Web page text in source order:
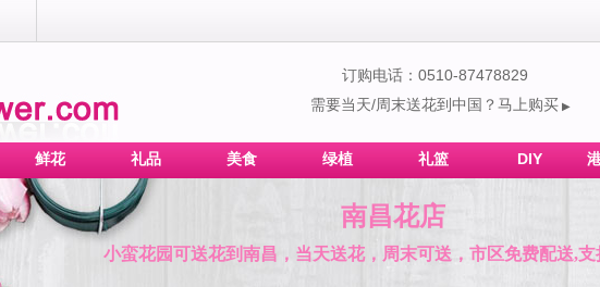
订购电话：0510-87478829
需要当天/周末送花到中国？马上购买 ▶
鲜花 礼品 美食 绿植 礼篮 DIY
南昌花店
小蛮花园可送花到南昌，当天送花，周末可送，市区免费配送,